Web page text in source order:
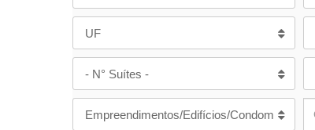
UF
- N° Suítes -
Empreendimentos/Edifícios/Condomínios